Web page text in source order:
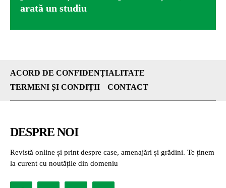
arată un studiu
ACORD DE CONFIDENȚIALITATE
TERMENI ȘI CONDIȚII
CONTACT
DESPRE NOI
Revistă online și print despre case, amenajări și grădini. Te ținem
la curent cu noutățile din domeniu